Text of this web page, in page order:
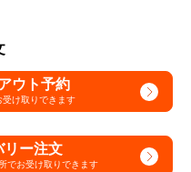
ウト予約
受け取りできます
リー注文
でお受け取りできます